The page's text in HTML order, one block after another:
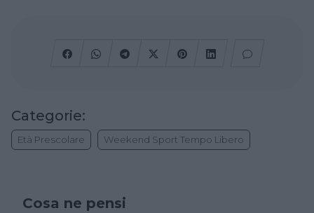
Categorie:
Età Prescolare Weekend Sport Tempo Libero
Cosa ne pensi